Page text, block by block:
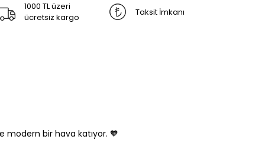
1000 TL üzeri
ücretsiz kargo
Taksit İmkanı
modern bir hava katıyor. 🧡